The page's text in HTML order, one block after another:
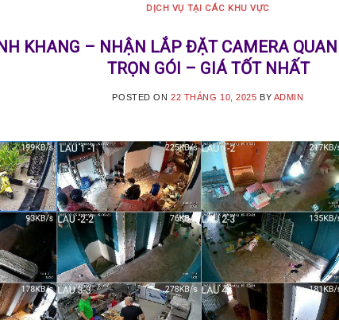
CONTINUE
DỊCH VỤ TẠI CÁC KHU VỰC
KHANG – NHẬN LẮP ĐẶT CAMERA
TRỌN GÓI – GIÁ TỐT NHẤT
POSTED ON 22 THÁNG 10, 2025 BY ADMIN